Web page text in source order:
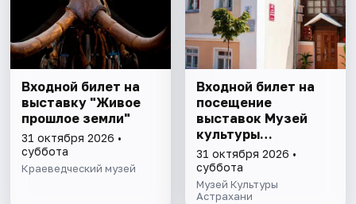
Входной билет на
выставку "Живое
прошлое земли"
31 октября 2026 •
суббота
Краеведческий музей
Входной билет на
посещение
выставок Музей
культуры
Астрахани
31 октября 2026 •
суббота
Музей Культуры
Астрахани